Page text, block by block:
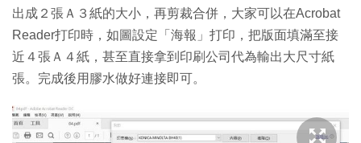
出成２張Ａ３紙的大小，再剪裁合併，大家可以在Acrobat
Reader打印時，如圖設定「海報」打印，把版面填滿至接
近４張Ａ４紙，甚至直接拿到印刷公司代為輸出大尺寸紙
張。完成後用膠水做好連接即可。